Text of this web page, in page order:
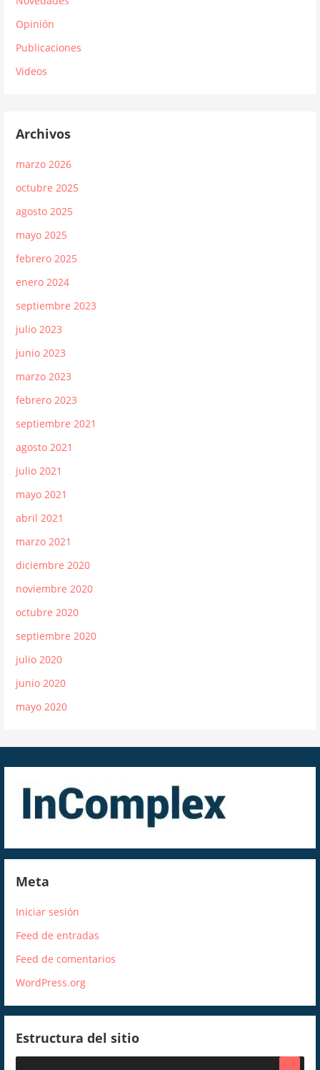
Opinión
Publicaciones
Videos
Archivos
marzo 2026
octubre 2025
agosto 2025
mayo 2025
febrero 2025
enero 2024
septiembre 2023
julio 2023
junio 2023
marzo 2023
febrero 2023
septiembre 2021
agosto 2021
julio 2021
mayo 2021
abril 2021
marzo 2021
diciembre 2020
noviembre 2020
octubre 2020
septiembre 2020
julio 2020
junio 2020
mayo 2020
Meta
Iniciar sesión
Feed de entradas
Feed de comentarios
WordPress.org
Estructura del sitio